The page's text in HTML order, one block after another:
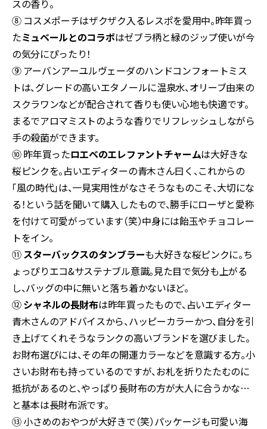
スの香り。
⑧ コスメポーチはザクザク入るレスポを愛用中。昨年買っ
たミュベールとのコラボはゼブラ柄と緑のジップ使いが今
の気分にぴったり！
⑨ アーバンアーユルヴェーダのハンドコンフォートミス
トは、グレードの高いエタノールに温泉水、オリーブ由来の
スクラワンなどが配合されて香りも使い心地も快適です。
まるでアロマミストのような香りでリフレッシュしながら
手の殺菌ができます。
⑩ 昨年買ったロエベのエレファントチャームは大好きな
桜ピンクを。占いエディターの青木さん曰く、これからの
「風の時代」は、一見実用性がなさそうなものこそ、大切にな
る！という話を聞いて購入したもので、勝手にローザと愛称
を付けて可愛がっています（笑）中身には飴玉やチョコレー
トをイン。
⑪スターバックスのタンブラーも大好きな桜ピンクに。ち
ょっぴりエコ&サステナブル意識。見た目で気分も上がる
し、バッグの中に無いと落ち着かないほど。
⑫シャネルの長財布は昨年買ったもので、占いエディター
青木さんのアドバイスから、ハッピーカラーかつ、自分を引
き上げてくれそうなランクの高いブランドを選びました。
お財布選びには、その年の開運カラーなどを意識する方。小
さいお財布も持っているのですが、お札を折りたたむのに
抵抗があるのと、やっぱり長財布の方が大人に合うかな…
と基本は長財布派です。
⑬ 小さめのおやつが大好きで（笑）パッケージも可愛い海